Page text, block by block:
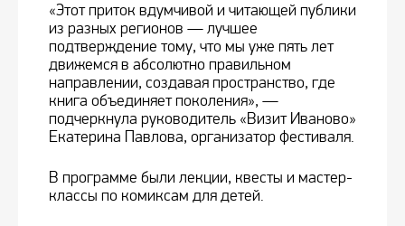
«Этот приток вдумчивой и читающей публики
из разных регионов — лучшее
подтверждение тому, что мы уже пять лет
движемся в абсолютно правильном
направлении, создавая пространство, где
книга объединяет поколения», —
подчеркнула руководитель «Визит Иваново»
Екатерина Павлова, организатор фестиваля.
В программе были лекции, квесты и мастер-
классы по комиксам для детей.